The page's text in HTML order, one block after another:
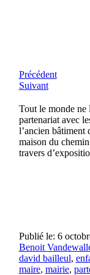
Précédent
Suivant
Tout le monde ne
partenariat avec
l’ancien bâtiment
maison du
travers
Publié le: 6
Benoit
david bailleul,
maire, mairie,